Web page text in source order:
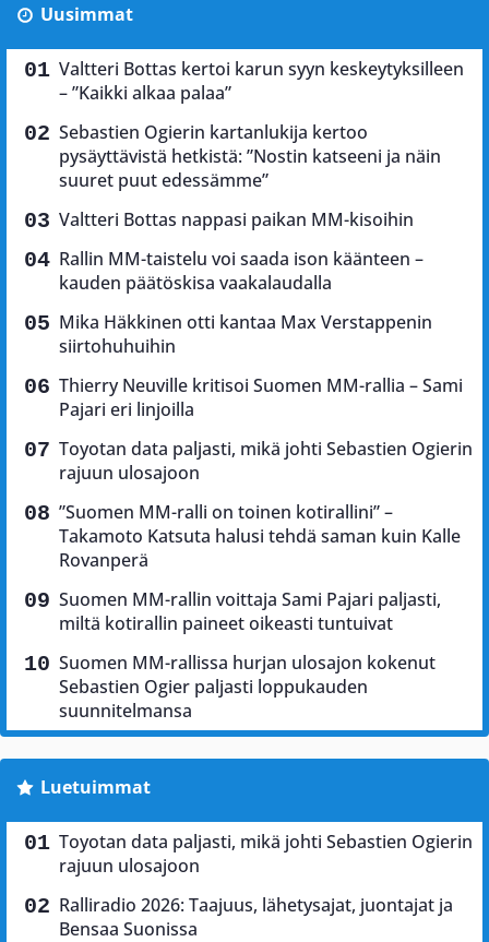
Uusimmat
Valtteri Bottas kertoi karun syyn keskeytyksilleen
– ”Kaikki alkaa palaa”
Sebastien Ogierin kartanlukija kertoo
pysäyttävistä hetkistä: ”Nostin katseeni ja näin
suuret puut edessämme”
Valtteri Bottas nappasi paikan MM-kisoihin
Rallin MM-taistelu voi saada ison käänteen –
kauden päätöskisa vaakalaudalla
Mika Häkkinen otti kantaa Max Verstappenin
siirtohuhuihin
Thierry Neuville kritisoi Suomen MM-rallia – Sami
Pajari eri linjoilla
Toyotan data paljasti, mikä johti Sebastien Ogierin
rajuun ulosajoon
”Suomen MM-ralli on toinen kotirallini” –
Takamoto Katsuta halusi tehdä saman kuin Kalle
Rovanperä
Suomen MM-rallin voittaja Sami Pajari paljasti,
miltä kotirallin paineet oikeasti tuntuivat
Suomen MM-rallissa hurjan ulosajon kokenut
Sebastien Ogier paljasti loppukauden
suunnitelmansa
Luetuimmat
Toyotan data paljasti, mikä johti Sebastien Ogierin
rajuun ulosajoon
Ralliradio 2026: Taajuus, lähetysajat, juontajat ja
Bensaa Suonissa